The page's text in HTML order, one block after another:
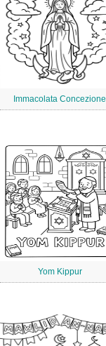
Immacolata Concezione
Yom Kippur